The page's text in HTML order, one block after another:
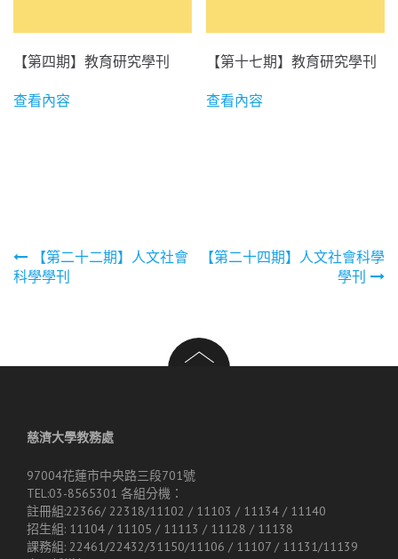
【第四期】教育研究學刊
查看內容
【第十七期】教育研究學刊
查看內容
文
章
【第二十二期】人文社會
科學學刊
【第二十四期】人文社會科學
學刊
慈濟大學教務處
97004花蓮市中央路三段701號
TEL:03-8565301 各組分機：
註冊組:22366/ 22318/11102 / 11103 / 11134 / 11140
招生組: 11104 / 11105 / 11113 / 11128 / 11138
課務組: 22461/22432/31150/11106 / 11107 / 11131/11139